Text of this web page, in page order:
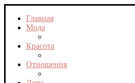
Главная
Мода
Красота
Отношения